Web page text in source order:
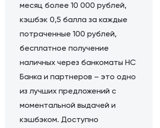
месяц более 10 000 рублей,
кэшбэк 0,5 балла за каждые
потраченные 100 рублей,
бесплатное получение
наличных через банкоматы НС
Банка и партнеров – это одно
из лучших предложений с
моментальной выдачей и
кэшбэком. Доступно